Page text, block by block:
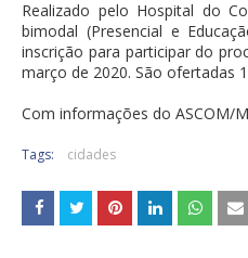
Realizado pelo Hospital do
bimodal (Presencial e
inscrição para participar do
março de 2020. São ofertadas
Com informações do ASCOM/
Tags: cidades